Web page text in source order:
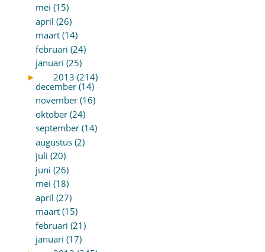
mei (15)
april (26)
maart (14)
februari (24)
januari (25)
►
2013 (214)
december (14)
november (16)
oktober (24)
september (14)
augustus (2)
juli (20)
juni (26)
mei (18)
april (27)
maart (15)
februari (21)
januari (17)